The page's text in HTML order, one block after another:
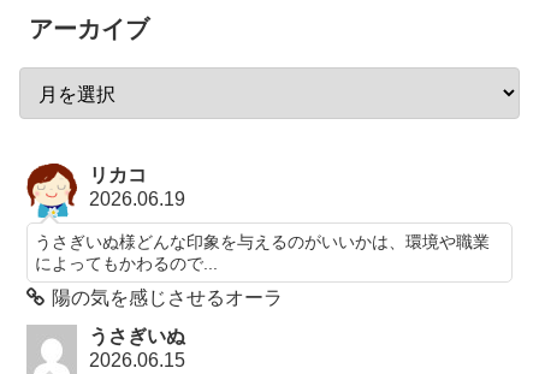
アーカイブ
リカコ
2026.06.19
うさぎいぬ様どんな印象を与えるのがいいかは、環境や職業
によってもかわるので...
陽の気を感じさせるオーラ
うさぎいぬ
2026.06.15